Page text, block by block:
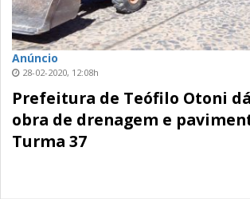
Anúncio
28-02-2020, 12:08h
Prefeitura de Teófilo Otoni
obra de drenagem e
Turma 37